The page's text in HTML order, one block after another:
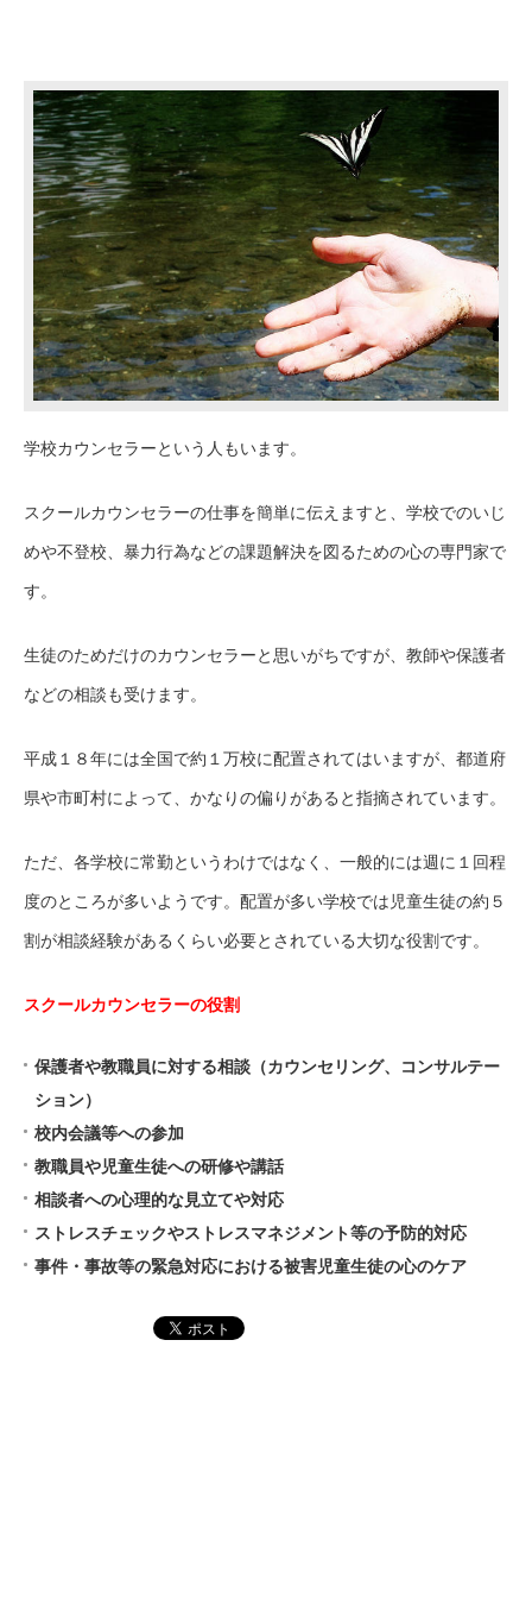
学校カウンセラーという人もいます。
スクールカウンセラーの仕事を簡単に伝えますと、学校でのいじ
めや不登校、暴力行為などの課題解決を図るための心の専門家で
す。
生徒のためだけのカウンセラーと思いがちですが、教師や保護者
などの相談も受けます。
平成１８年には全国で約１万校に配置されてはいますが、都道府
県や市町村によって、かなりの偏りがあると指摘されています。
ただ、各学校に常勤というわけではなく、一般的には週に１回程
度のところが多いようです。配置が多い学校では児童生徒の約５
割が相談経験があるくらい必要とされている大切な役割です。
スクールカウンセラーの役割
保護者や教職員に対する相談（カウンセリング、コンサルテー
ション）
校内会議等への参加
教職員や児童生徒への研修や講話
相談者への心理的な見立てや対応
ストレスチェックやストレスマネジメント等の予防的対応
事件・事故等の緊急対応における被害児童生徒の心のケア